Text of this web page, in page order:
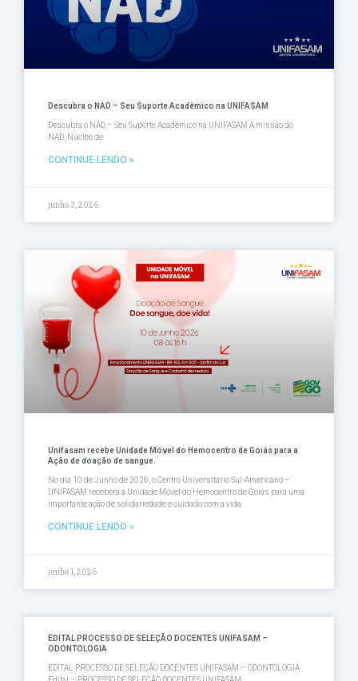
Descubra o NAD – Seu Suporte Acadêmico na UNIFASAM
Descubra o NAD – Seu Suporte Acadêmico na UNIFASAM A missão do
NAD, Núcleo de
CONTINUE LENDO »
junho 3, 2026
Unifasam recebe Unidade Móvel do Hemocentro de Goiás para a
Ação de doação de sangue.
No dia 10 de Junho de 2026, o Centro Universitário Sul-Americano –
UNIFASAM receberá a Unidade Móvel do Hemocentro de Goiás para uma
importante ação de solidariedade e cuidado com a vida.
CONTINUE LENDO »
junho 1, 2026
EDITAL PROCESSO DE SELEÇÃO DOCENTES UNIFASAM –
ODONTOLOGIA
EDITAL PROCESSO DE SELEÇÃO DOCENTES UNIFASAM – ODONTOLOGIA